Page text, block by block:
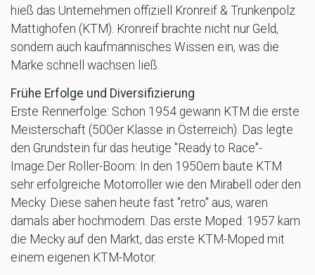
hieß das Unternehmen offiziell Kronreif & Trunkenpolz
Mattighofen (KTM). Kronreif brachte nicht nur Geld,
sondern auch kaufmännisches Wissen ein, was die
Marke schnell wachsen ließ.
Frühe Erfolge und Diversifizierung
Erste Rennerfolge: Schon 1954 gewann KTM die erste
Meisterschaft (500er Klasse in Österreich). Das legte
den Grundstein für das heutige "Ready to Race"-
Image.Der Roller-Boom: In den 1950ern baute KTM
sehr erfolgreiche Motorroller wie den Mirabell oder den
Mecky. Diese sahen heute fast "retro" aus, waren
damals aber hochmodern. Das erste Moped: 1957 kam
die Mecky auf den Markt, das erste KTM-Moped mit
einem eigenen KTM-Motor.